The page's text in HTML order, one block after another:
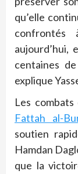
qu’elle
confrontés
aujourd’hui,
centaines
explique
Les
Fattah al-
soutien
Hamdan
que la